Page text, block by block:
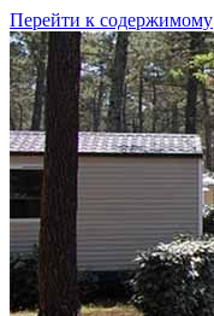
Перейти к содержимому